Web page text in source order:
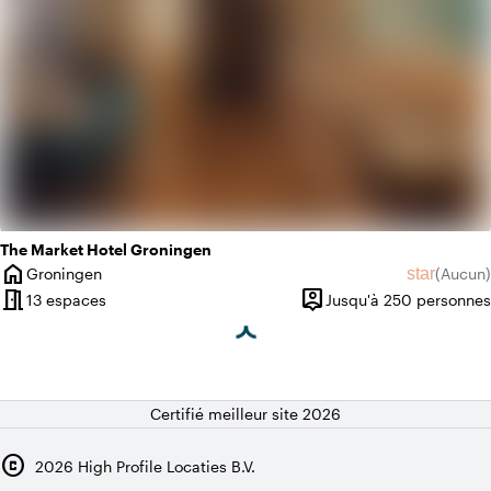
The Market Hotel Groningen
home
Ville
Groningen star(Aucun)
Aucun
meeting_room13 espaces person_pin
Capacité
Jusqu'à 250 personnes
Certifié meilleur site 2026
copyright 2026 High Profile Locaties B.V.